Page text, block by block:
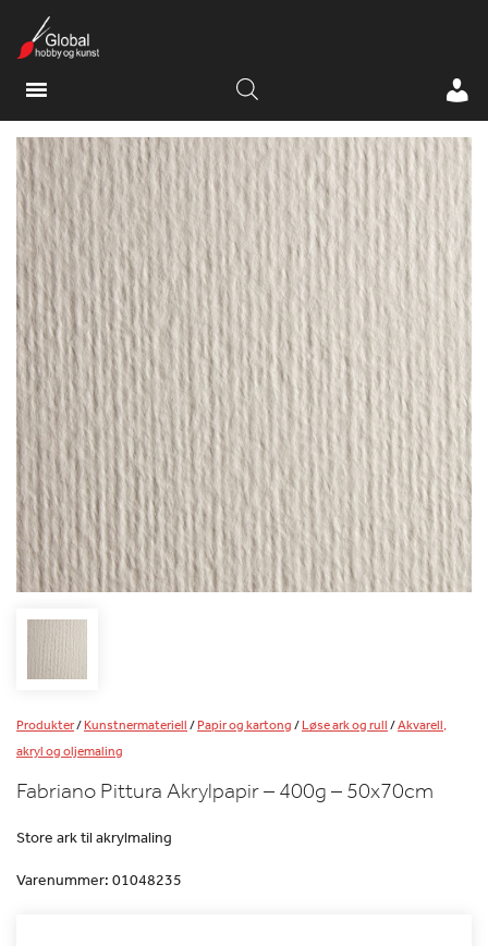
Produkter/Kunstnermateriell/Papir og kartong/Løse ark og rull/Akvarell,
akryl og oljemaling
Fabriano Pittura Akrylpapir – 400g – 50x70cm
Store ark til akrylmaling
Varenummer: 01048235